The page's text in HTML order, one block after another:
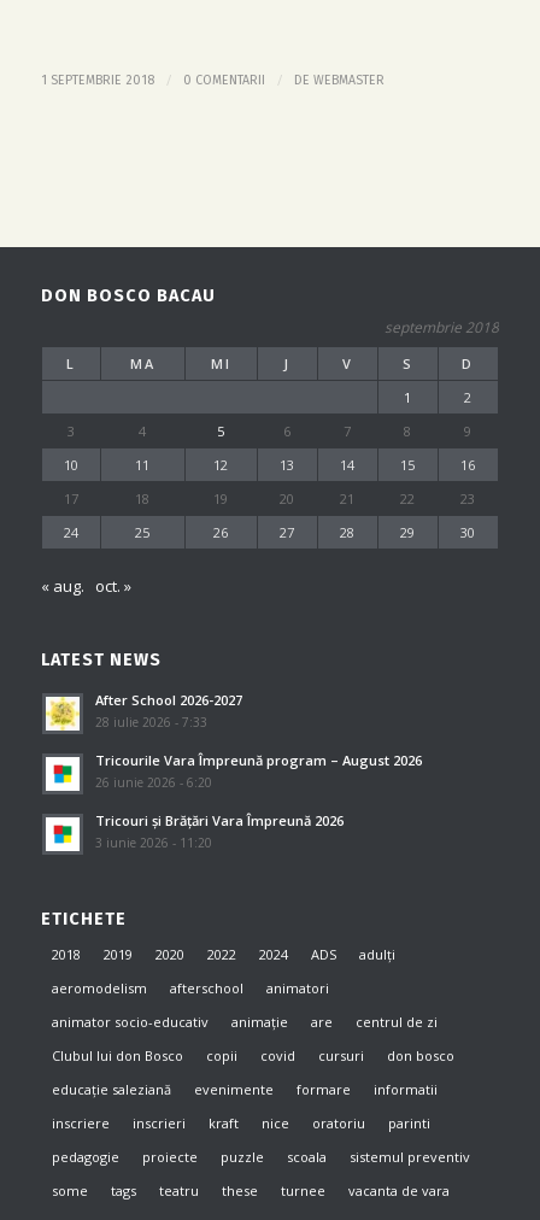
1 SEPTEMBRIE 2018 / 0 COMENTARII / DE WEBMASTER
DON BOSCO BACAU
septembrie 2018
L MA MI J V S
D
1
2
3
4 5 6 7 8
9
10
11 12 13 14 15
16
17
18 19 20 21 22
23
24
25 26 27 28 29 30
« aug. oct. »
LATEST NEWS
After School 2026-2027
28 iulie 2026 - 7:33
Tricourile Vara Împreună program – August 2026
26 iunie 2026 - 6:20
Tricouri și Brățări Vara Împreună 2026
3 iunie 2026 - 11:20
ETICHETE
2018 2019 2020 2022 2024 ADS
adulți
aeromodelism
afterschool
animatori
animator socio-educativ
animație are
centrul de zi
Clubul lui don Bosco
copii covid cursuri
don bosco
educație saleziană
evenimente formare
informatii
inscriere
inscrieri kraft nice oratoriu
parinti
pedagogie
proiecte puzzle scoala
sistemul preventiv
some
tags teatru these turnee
vacanta de vara